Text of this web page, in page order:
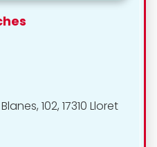
102, 17310 Lloret